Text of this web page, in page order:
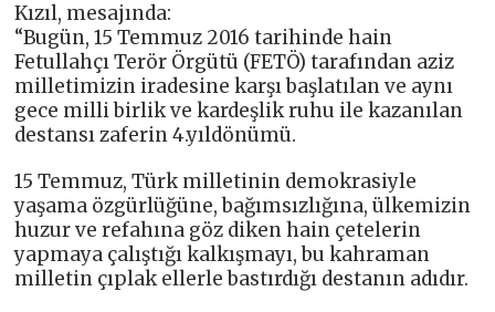
Kızıl, mesajında:
“Bugün, 15 Temmuz 2016 tarihinde hain
Fetullahçı Terör Örgütü (FETÖ) tarafından aziz
milletimizin iradesine karşı başlatılan ve aynı
gece milli birlik ve kardeşlik ruhu ile kazanılan
destansı zaferin 4.yıldönümü.
15 Temmuz, Türk milletinin demokrasiyle
yaşama özgürlüğüne, bağımsızlığına, ülkemizin
huzur ve refahına göz diken hain çetelerin
yapmaya çalıştığı kalkışmayı, bu kahraman
milletin çıplak ellerle bastırdığı destanın adıdır.